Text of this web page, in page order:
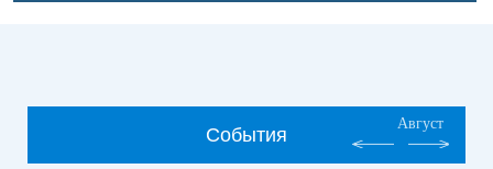
События
Август